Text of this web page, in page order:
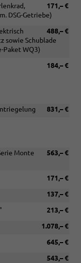
171,– €
DSG-Getriebe)
488,– €
sowie Schublade
Paket WQ3)
184,– €
831,– €
563,– €
Monte
171,– €
137,– €
213,– €
1.078,– €
645,– €
543,– €